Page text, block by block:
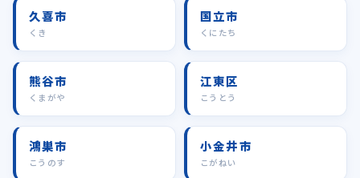
久喜市
くき
国立市
くにたち
熊谷市
くまがや
江東区
こうとう
鴻巣市
こうのす
小金井市
こがねい